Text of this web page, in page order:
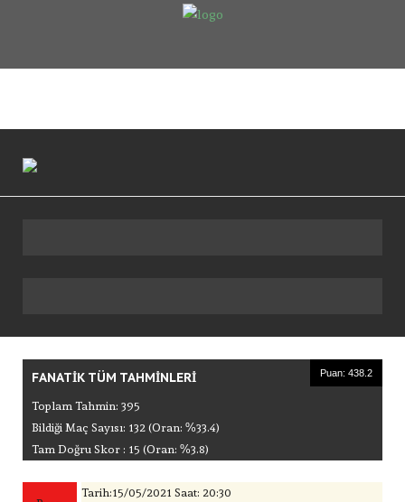
Puan
Tahminler
Giriş
FANATIK TÜM TAHMINLERI Puan: 438.2
Toplam Tahmin: 395
Bildiği Maç Sayısı: 132 (Oran: %33.4)
Tam Doğru Skor : 15 (Oran: %3.8)
Tarih:15/05/2021 Saat: 20:30